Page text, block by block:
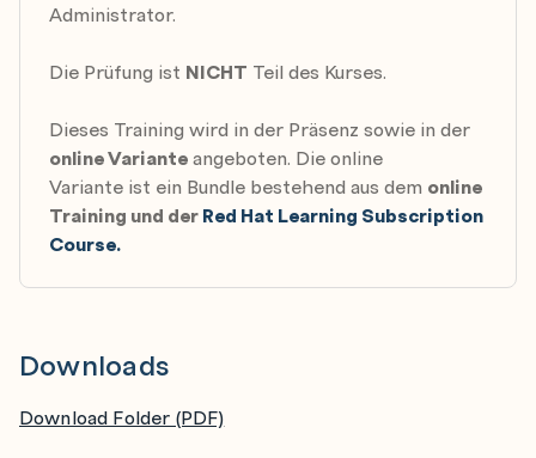
Explore the messaging subsystem.
settings.
Secure JBoss Enterprise Application Platform
Configure a database security realm, an LDAP
Configure the Java Virtual Machine (JVM)
managed domain.
Administrator.
Die Prüfung ist NICHT Teil des Kurses.
Dieses Training wird in der Präsenz sowie in der
online Varianteangeboten. Die online
Variante ist ein Bundle bestehend aus dem online
Training und derRed Hat Learning Subscription
Course.
Downloads
Download Folder (PDF)